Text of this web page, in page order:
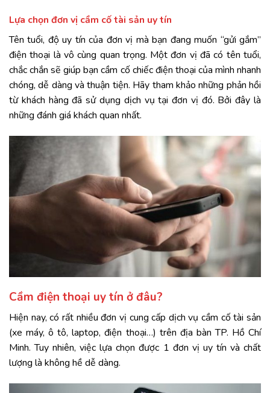
Lựa chọn đơn vị cầm cố tài sản uy tín
Tên tuổi, độ uy tín của đơn vị mà bạn đang muốn “gửi gắm”
điện thoại là vô cùng quan trọng. Một đơn vị đã có tên tuổi,
chắc chắn sẽ giúp bạn cầm cố chiếc điện thoại của mình nhanh
chóng, dễ dàng và thuận tiện. Hãy tham khảo những phản hồi
từ khách hàng đã sử dụng dịch vụ tại đơn vị đó. Bởi đây là
những đánh giá khách quan nhất.
Cầm điện thoại uy tín ở đâu?
Hiện nay, có rất nhiều đơn vị cung cấp dịch vụ cầm cố tài sản
(xe máy, ô tô, laptop, điện thoại…) trên địa bàn TP. Hồ Chí
Minh. Tuy nhiên, việc lựa chọn được 1 đơn vị uy tín và chất
lượng là không hề dễ dàng.